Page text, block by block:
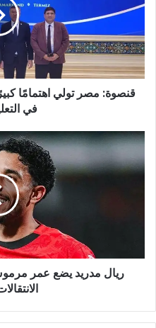
قنصوة: مصر تولي اهتمامًا
في
ريال مدريد يضع عمر